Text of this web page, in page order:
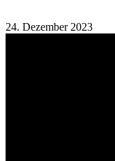
24. Dezember 2023